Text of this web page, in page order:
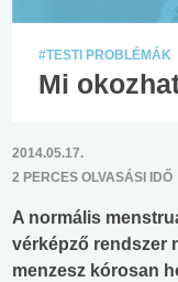
#TESTI PROBLÉMÁK
Mi
2014.05.17.
2 PERCES OLVASÁSI IDŐ
A normális
vérképző rendszer
menzesz kórosan